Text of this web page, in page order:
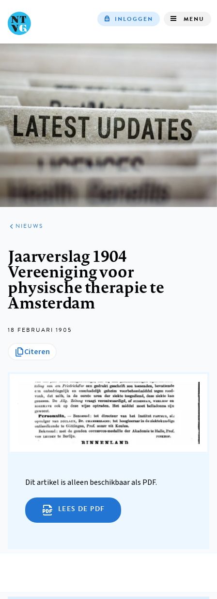
navigation
INLOGGEN MENU
ARTIKELEN
HET
KORT
NIEUWS
Jaarverslag 1904
Vereeniging voor
physische therapie te
Amsterdam
18 FEBRUARI 1905
Citeren
Dit artikel is alleen beschikbaar als PDF.
LEES DE PDF